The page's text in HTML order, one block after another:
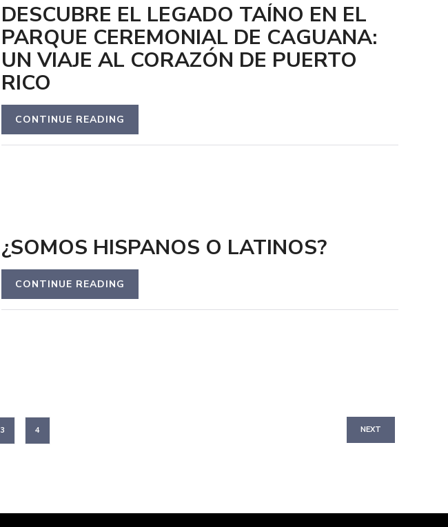
DESCUBRE EL LEGADO TAÍNO EN EL
PARQUE CEREMONIAL DE CAGUANA:
UN VIAJE AL CORAZÓN DE PUERTO
RICO
CONTINUE READING
¿SOMOS HISPANOS O LATINOS?
CONTINUE READING
3 4 NEXT